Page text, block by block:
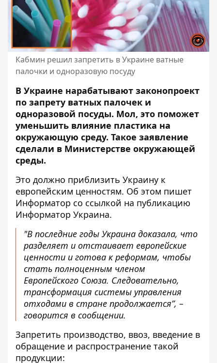
Кабмин решил запретить в Украине ватные
палочки и одноразовую посуду
В Украине нарабатывают законопроект
по запрету ватных палочек и
одноразовой посуды. Мол, это поможет
уменьшить влияние пластика на
окружающую среду. Такое заявление
сделали в Министерстве окружающей
среды.
Это должно приблизить Украину к
европейским ценностям. Об этом пишет
Информатор со ссылкой на публикацию
Информатор Украина.
"В последние годы Украина доказала, что
разделяет и отстаивает европейские
ценности и готова к реформам, чтобы
стать полноценным членом
Европейского Союза. Следовательно,
трансформация системы управления
отходами в стране продолжается”, –
говорится в сообщении.
Запретить производство, ввоз, введение в
обращение и распространение такой
продукции: